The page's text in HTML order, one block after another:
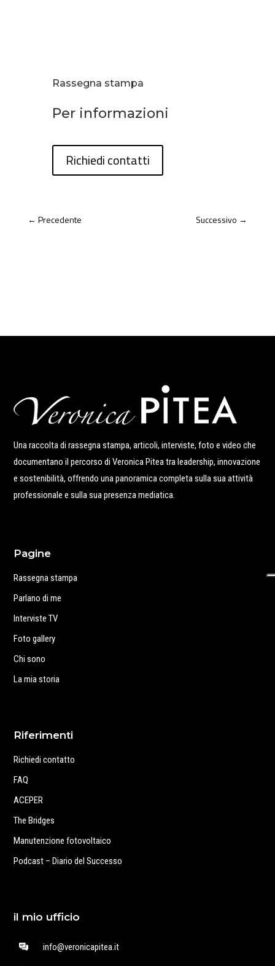
Rassegna stampa
Per informazioni
Richiedi contatti
← Precedente Successivo →
Una raccolta di rassegna stampa, articoli, interviste, foto e video che
documentano il percorso di Veronica Pitea tra leadership, innovazione
e sostenibilità, offrendo una panoramica completa sulla sua attività
professionale e sulla sua presenza mediatica.
Pagine
Rassegna stampa
Parlano di me
Interviste TV
Foto gallery
Chi sono
La mia storia
Riferimenti
Richiedi contatto
FAQ
ACEPER
The Bridges
Manutenzione fotovoltaico
Podcast – Diario del Successo
il mio ufficio
info@veronicapitea.it